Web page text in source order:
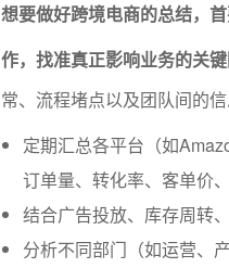
想要做好跨境电商的总结，
作，找准真正影响业务的关键
常、流程堵点以及团队间的
定期汇总各平台（如
订单量、转化率、客单价
结合广告投放、库存周转
分析不同部门（如运营、